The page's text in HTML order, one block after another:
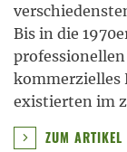
Bis in die
kommerzielles
existierten im
ZUM ARTIKEL